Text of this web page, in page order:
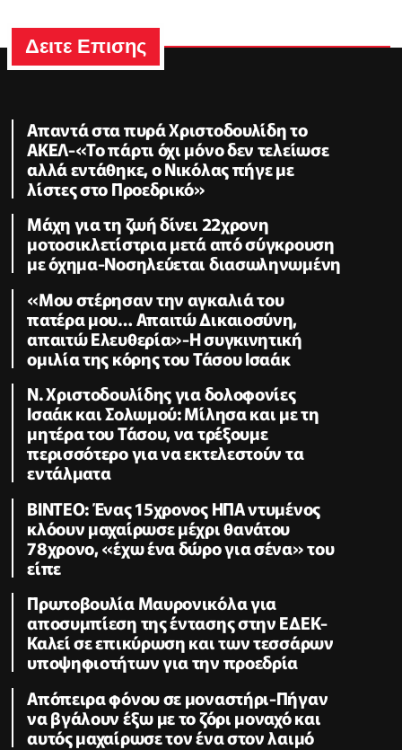
Δειτε Επισης
Απαντά στα πυρά Χριστοδουλίδη το
ΑΚΕΛ-«Το πάρτι όχι μόνο δεν τελείωσε
αλλά εντάθηκε, ο Νικόλας πήγε με
λίστες στο Προεδρικό»
Μάχη για τη ζωή δίνει 22χρονη
μοτοσικλετίστρια μετά από σύγκρουση
με όχημα-Νοσηλεύεται διασωληνωμένη
«Μου στέρησαν την αγκαλιά του
πατέρα μου… Απαιτώ Δικαιοσύνη,
απαιτώ Ελευθερία»-Η συγκινητική
ομιλία της κόρης του Τάσου Ισαάκ
Ν. Χριστοδουλίδης για δολοφονίες
Ισαάκ και Σολωμού: Μίλησα και με τη
μητέρα του Τάσου, να τρέξουμε
περισσότερο για να εκτελεστούν τα
εντάλματα
ΒΙΝΤΕΟ: Ένας 15χρονος ΗΠΑ ντυμένος
κλόουν μαχαίρωσε μέχρι θανάτου
78χρονο, «έχω ένα δώρο για σένα» του
είπε
Πρωτοβουλία Μαυρονικόλα για
αποσυμπίεση της έντασης στην ΕΔΕΚ-
Καλεί σε επικύρωση και των τεσσάρων
υποψηφιοτήτων για την προεδρία
Απόπειρα φόνου σε μοναστήρι-Πήγαν
να βγάλουν έξω με το ζόρι μοναχό και
αυτός μαχαίρωσε τον ένα στον λαιμό